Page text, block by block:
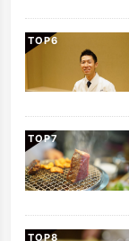
TOP
TOP
TOP